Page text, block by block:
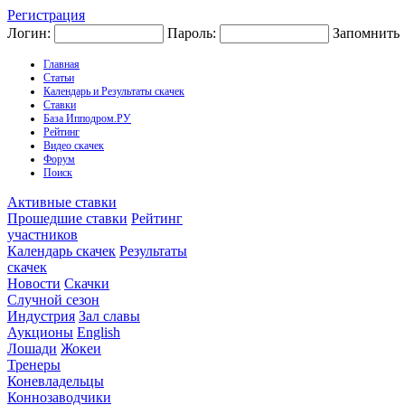
Регистрация
Логин:
Пароль: Запомнить
Главная
Статьи
Календарь и Результаты скачек
Ставки
База Ипподром.РУ
Рейтинг
Видео скачек
Форум
Поиск
Активные ставки
Прошедшие ставки Рейтинг
участников
Календарь скачек Результаты
скачек
Новости Скачки
Случной сезон
Индустрия Зал славы
Аукционы English
Лошади Жокеи
Тренеры
Коневладельцы
Коннозаводчики